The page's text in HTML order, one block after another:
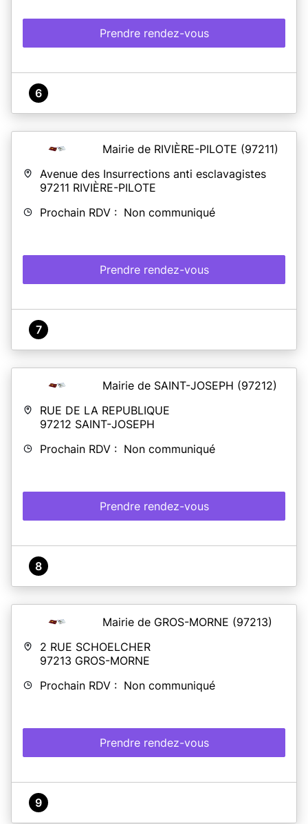
Prendre rendez-vous
6
Mairie de RIVIÈRE-PILOTE (97211)
Avenue des Insurrections anti esclavagistes
97211 RIVIÈRE-PILOTE
Prochain RDV : Non communiqué
Prendre rendez-vous
7
Mairie de SAINT-JOSEPH (97212)
RUE DE LA REPUBLIQUE
97212 SAINT-JOSEPH
Prochain RDV : Non communiqué
Prendre rendez-vous
8
Mairie de GROS-MORNE (97213)
2 RUE SCHOELCHER
97213 GROS-MORNE
Prochain RDV : Non communiqué
Prendre rendez-vous
9